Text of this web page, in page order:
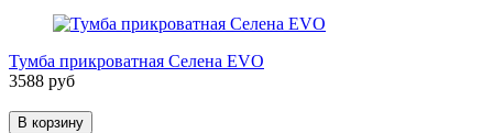
Тумба прикроватная Селена EVO
3588 руб
В корзину